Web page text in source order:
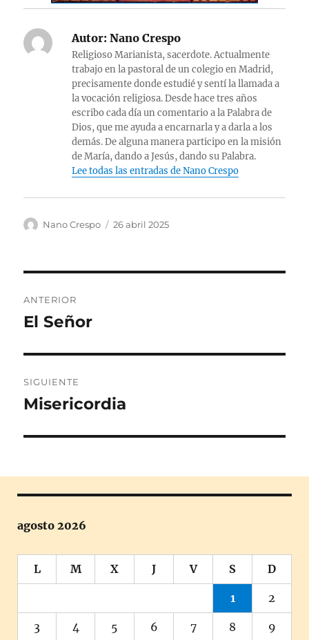
Autor: Nano Crespo
Religioso Marianista, sacerdote. Actualmente
trabajo en la pastoral de un colegio en Madrid,
precisamente donde estudié y sentí la llamada a
la vocación religiosa. Desde hace tres años
escribo cada día un comentario a la Palabra de
Dios, que me ayuda a encarnarla y a darla a los
demás. De alguna manera participo en la misión
de María, dando a Jesús, dando su Palabra.
Lee todas las entradas de Nano Crespo
Autor
Nano Crespo
Publicado
26 abril 2025
de
ANTERIOR
Entrada
El Señor
SIGUIENTE
Entrada
Misericordia
agosto 2026
L M X J V S D
1 2
3 4 5 6 7 8 9